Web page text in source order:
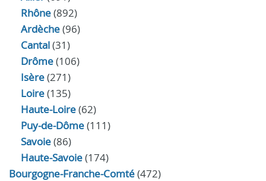
Rhône(892)
Ardèche(96)
Cantal(31)
Drôme(106)
Isère(271)
Loire(135)
Haute-Loire(62)
Puy-de-Dôme(111)
Savoie(86)
Haute-Savoie(174)
Bourgogne-Franche-Comté(472)